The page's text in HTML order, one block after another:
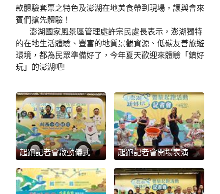
款體驗套票之特色及澎湖在地美食帶到現場，讓與會來
賓們搶先體驗！
澎湖國家風景區管理處許宗民處長表示，澎湖獨特
的在地生活體驗、豐富的地質景觀資源、低碳友善旅遊
環境，都為民眾準備好了，今年夏天歡迎來體驗「鎮好
玩」的澎湖吧!
起跑記者會啟動儀式 起跑記者會開場表演